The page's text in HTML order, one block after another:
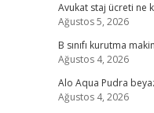
Avukat staj ücreti ne
Ağustos 5, 2026
B sınıfı kurutma
Ağustos 4, 2026
Alo Aqua Pudra
Ağustos 4, 2026